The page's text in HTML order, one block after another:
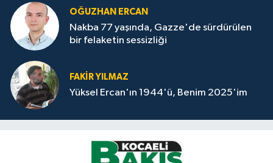
OĞUZHAN ERCAN
Nakba 77 yaşında, Gazze'de sürdürülen
bir felaketin sessizliği
FAKİR YILMAZ
Yüksel Ercan'ın 1944'ü, Benim 2025'im